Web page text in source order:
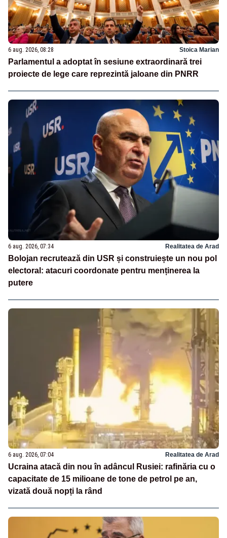
6 aug. 2026, 08:28 Stoica Marian
Parlamentul a adoptat în sesiune extraordinară trei
proiecte de lege care reprezintă jaloane din PNRR
6 aug. 2026, 07:34 Realitatea de Arad
Bolojan recrutează din USR și construiește un nou pol
electoral: atacuri coordonate pentru menținerea la
putere
6 aug. 2026, 07:04 Realitatea de Arad
Ucraina atacă din nou în adâncul Rusiei: rafinăria cu o
capacitate de 15 milioane de tone de petrol pe an,
vizată două nopți la rând